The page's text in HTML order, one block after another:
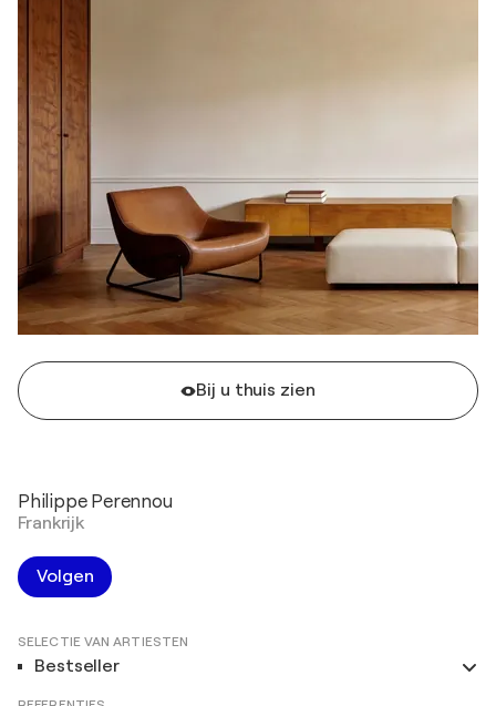
Bij u thuis zien
Philippe Perennou
Frankrijk
Volgen
SELECTIE VAN ARTIESTEN
Bestseller